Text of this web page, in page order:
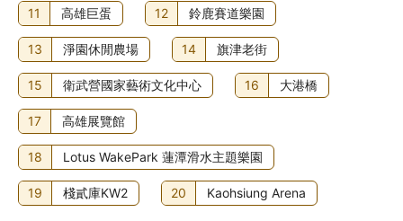
11 高雄巨蛋 12 鈴鹿賽道樂園
13 淨園休閒農場 14 旗津老街
15 衛武營國家藝術文化中心 16 大港橋
17 高雄展覽館
18 Lotus WakePark 蓮潭滑水主題樂園
19 棧貳庫KW2 20 Kaohsiung Arena